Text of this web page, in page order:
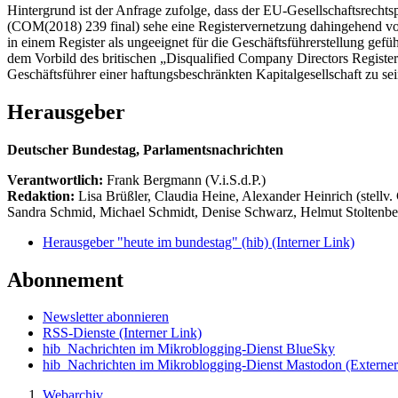
Hintergrund ist der Anfrage zufolge, dass der EU-
(COM(2018) 239 final) sehe eine Registervernetzung dahingehend
in einem Register als ungeeignet für die Geschäftsführerstellung
dem Vorbild des britischen „Disqualified Company Directors
Geschäftsführer einer haftungsbeschränkten Kapitalgesellschaft zu
Herausgeber
Deutscher Bundestag, Parlamentsnachrichten
Verantwortlich: Frank Bergmann (V.i.S.d.P.)
Redaktion: Lisa Brüßler, Claudia Heine, Alexander Heinrich
Sandra Schmid, Michael Schmidt, Denise Schwarz, Helmut
Herausgeber "heute im bundestag" (hib) (Interner Link)
Abonnement
Newsletter abonnieren
RSS-Dienste (Interner Link)
hib_Nachrichten im Mikroblogging-Dienst BlueSky
hib_Nachrichten im Mikroblogging-Dienst Mastodon